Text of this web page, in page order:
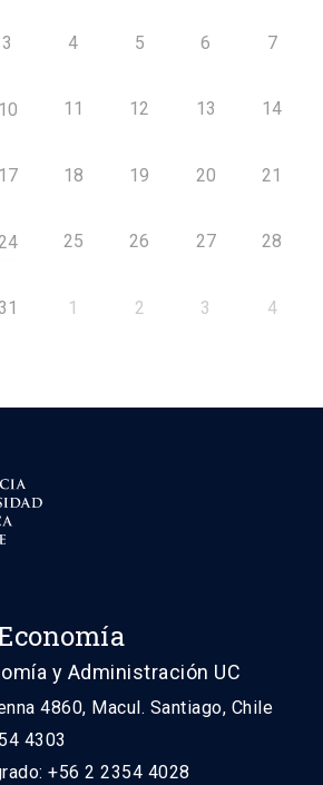
3 4 5 6 7
10 11 12 13 14
17 18 19 20 21
25 26 27 28
1 2 3 4
y Administración UC
4860, Macul. Santiago, Chile
4303
+56 2 2354 4028